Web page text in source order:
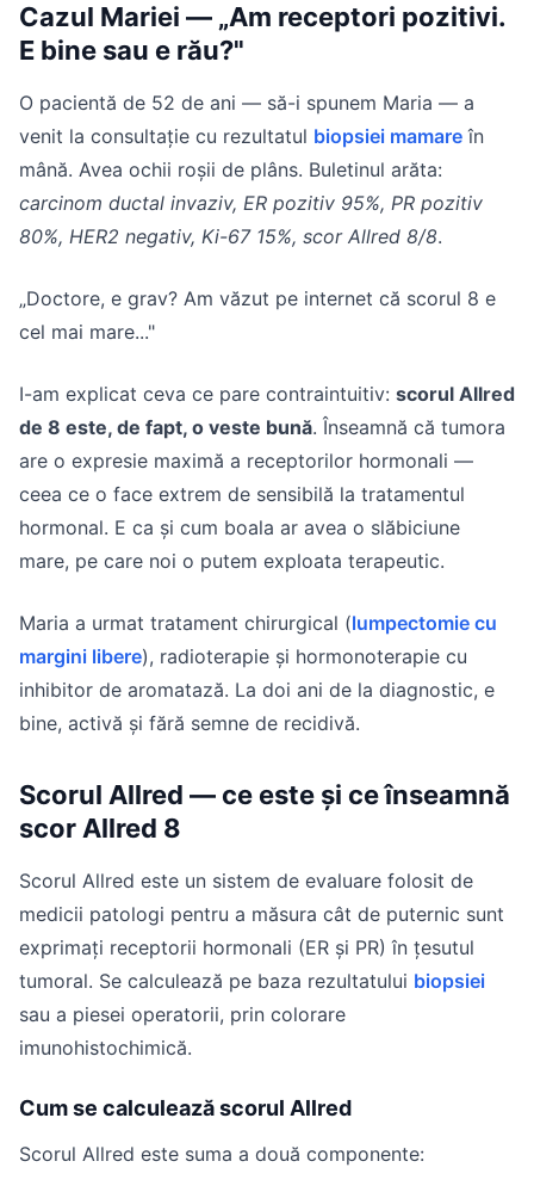
Cazul Mariei — „Am receptori pozitivi.
E bine sau e rău?"
O pacientă de 52 de ani — să-i spunem Maria — a
venit la consultație cu rezultatul biopsiei mamare în
mână. Avea ochii roșii de plâns. Buletinul arăta:
carcinom ductal invaziv, ER pozitiv 95%, PR pozitiv
80%, HER2 negativ, Ki-67 15%, scor Allred 8/8.
„Doctore, e grav? Am văzut pe internet că scorul 8 e
cel mai mare..."
I-am explicat ceva ce pare contraintuitiv: scorul Allred
de 8 este, de fapt, o veste bună. Înseamnă că tumora
are o expresie maximă a receptorilor hormonali —
ceea ce o face extrem de sensibilă la tratamentul
hormonal. E ca și cum boala ar avea o slăbiciune
mare, pe care noi o putem exploata terapeutic.
Maria a urmat tratament chirurgical (lumpectomie cu
margini libere), radioterapie și hormonoterapie cu
inhibitor de aromatază. La doi ani de la diagnostic, e
bine, activă și fără semne de recidivă.
Scorul Allred — ce este și ce înseamnă
scor Allred 8
Scorul Allred este un sistem de evaluare folosit de
medicii patologi pentru a măsura cât de puternic sunt
exprimați receptorii hormonali (ER și PR) în țesutul
tumoral. Se calculează pe baza rezultatului biopsiei
sau a piesei operatorii, prin colorare
imunohistochimică.
Cum se calculează scorul Allred
Scorul Allred este suma a două componente: